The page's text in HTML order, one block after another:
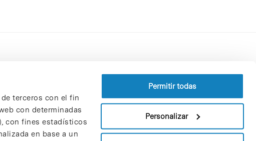
terceros con el fin
con determinadas
con fines estadísticos
en base a un
Permitir todas
Personalizar
Perfil del contratante
Política de privacidad
Aviso Legal
Patrones y patrocinadores
Bolsa de trabajo